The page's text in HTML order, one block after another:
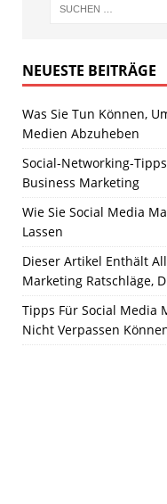
NEUESTE BEITRÄGE
Was Sie Tun Können,
Medien Abzuheben
Social-Networking-
Business Marketing
Wie Sie Social Media
Lassen
Dieser Artikel Enthält
Marketing Ratschläge,
Tipps Für Social Media
Nicht Verpassen